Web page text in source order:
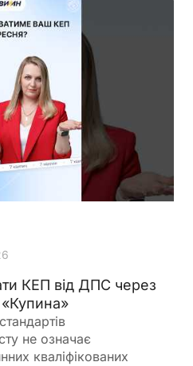
КЕП від ДПС через
«Купина»
не означає
кваліфікованих